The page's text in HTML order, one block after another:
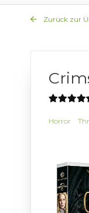
Zurück zur
Horror